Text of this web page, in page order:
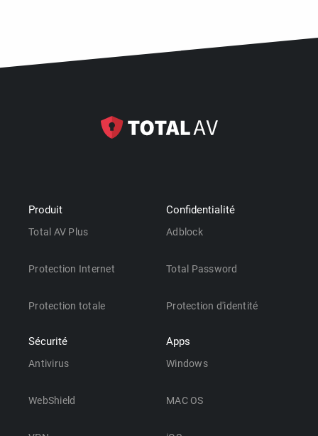
Produit
Total AV Plus
Protection Internet
Protection totale
Sécurité
Antivirus
WebShield
Confidentialité
Adblock
Total Password
Protection d'identité
Apps
Windows
MAC OS